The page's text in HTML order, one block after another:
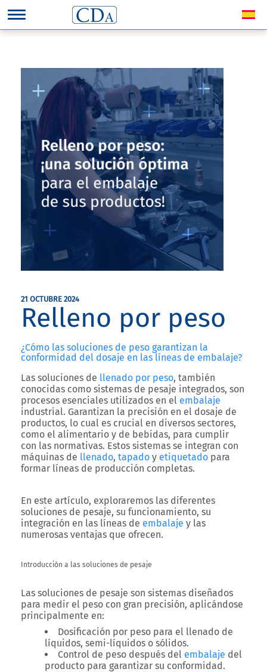
21 OCTUBRE 2024
Relleno por peso
¿Cómo las soluciones de peso garantizan la
conformidad del dosaje en las líneas de embalaje?
Las soluciones de llenado por peso, también
conocidas como sistemas de pesaje integrados, son
procesos esenciales utilizados en el embalaje
industrial. Garantizan la precisión en el dosaje de
productos, lo cual es crucial en diversos sectores,
como el alimentario y de bebidas, para cumplir
con las normativas. Estos sistemas se integran con
máquinas de llenado, tapado y etiquetado para
formar líneas de producción completas.
En este artículo, exploraremos las diferentes
soluciones de pesaje, su funcionamiento, su
integración en las líneas de embalaje y las
numerosas ventajas que ofrecen.
Introducción a las soluciones de pesaje
Las soluciones de pesaje son sistemas diseñados
para medir el peso con gran precisión, aplicándose
principalmente en:
Dosificación por peso para el llenado de
líquidos, semi-líquidos o sólidos.
Control de peso después del embalaje del
producto para garantizar su conformidad.